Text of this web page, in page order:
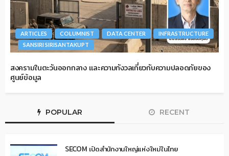
ARTICLES COLUMNIST DATA CENTER
INFRASTRUCTURE
SANSIRI SIRISANTAKUPT
สงครามในตะวันออกกลาง และความกังวลเกี่ยวกับความปลอดภัยของ
ศูนย์ข้อมูล
POPULAR RECENT
SECOM เปิดสำนักงานใหญ่แห่งใหม่ในไทย